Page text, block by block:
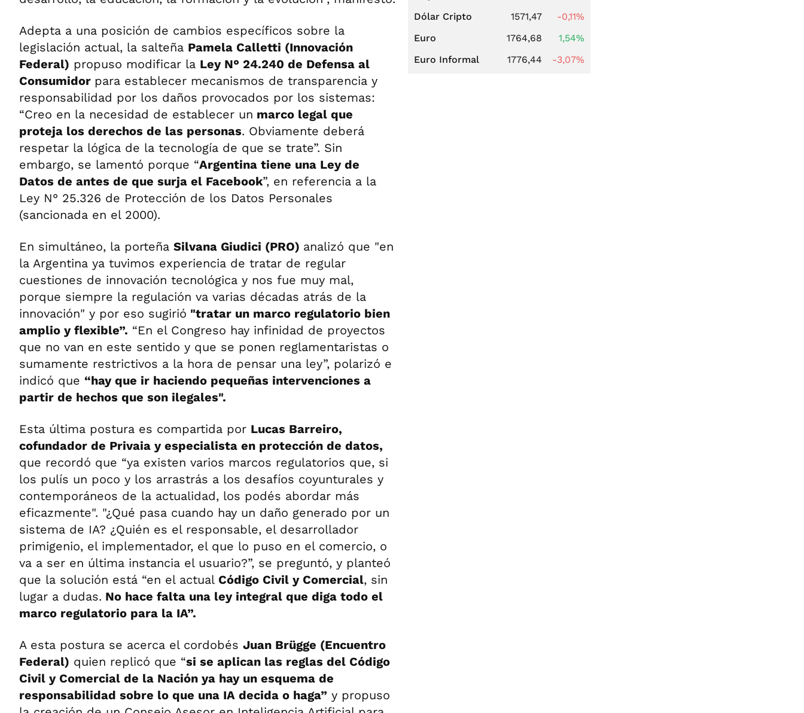
Adepta a una posición de cambios específicos sobre la
legislación actual, la salteña Pamela Calletti (Innovación
Federal) propuso modificar la Ley N° 24.240 de Defensa al
Consumidor para establecer mecanismos de transparencia y
responsabilidad por los daños provocados por los sistemas:
“Creo en la necesidad de establecer un marco legal que
proteja los derechos de las personas. Obviamente deberá
respetar la lógica de la tecnología de que se trate”. Sin
embargo, se lamentó porque “Argentina tiene una Ley de
Datos de antes de que surja el Facebook”, en referencia a la
Ley N° 25.326 de Protección de los Datos Personales
(sancionada en el 2000).
En simultáneo, la porteña Silvana Giudici (PRO) analizó que "en
la Argentina ya tuvimos experiencia de tratar de regular
cuestiones de innovación tecnológica y nos fue muy mal,
porque siempre la regulación va varias décadas atrás de la
innovación" y por eso sugirió "tratar un marco regulatorio bien
amplio y flexible”. “En el Congreso hay infinidad de proyectos
que no van en este sentido y que se ponen reglamentaristas o
sumamente restrictivos a la hora de pensar una ley”, polarizó e
indicó que “hay que ir haciendo pequeñas intervenciones a
partir de hechos que son ilegales".
Esta última postura es compartida por Lucas Barreiro,
cofundador de Privaia y especialista en protección de datos,
que recordó que “ya existen varios marcos regulatorios que, si
los pulís un poco y los arrastrás a los desafíos coyunturales y
contemporáneos de la actualidad, los podés abordar más
eficazmente". "¿Qué pasa cuando hay un daño generado por un
sistema de IA? ¿Quién es el responsable, el desarrollador
primigenio, el implementador, el que lo puso en el comercio, o
va a ser en última instancia el usuario?”, se preguntó, y planteó
que la solución está “en el actual Código Civil y Comercial, sin
lugar a dudas. No hace falta una ley integral que diga todo el
marco regulatorio para la IA”.
A esta postura se acerca el cordobés Juan Brügge (Encuentro
Federal) quien replicó que “si se aplican las reglas del Código
Civil y Comercial de la Nación ya hay un esquema de
responsabilidad sobre lo que una IA decida o haga” y propuso
Dólar Cripto 1571,47
-0,11%
Euro
1764,68
1,54%
Euro Informal
1776,44 -3,07%